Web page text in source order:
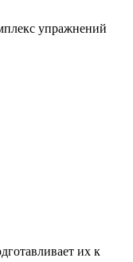
упражнений
их к